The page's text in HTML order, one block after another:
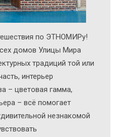
по ЭТНОМИРу!
домов Улицы Мира
традиций той или
интерьер
– цветовая гамма,
– всё помогает
незнакомой